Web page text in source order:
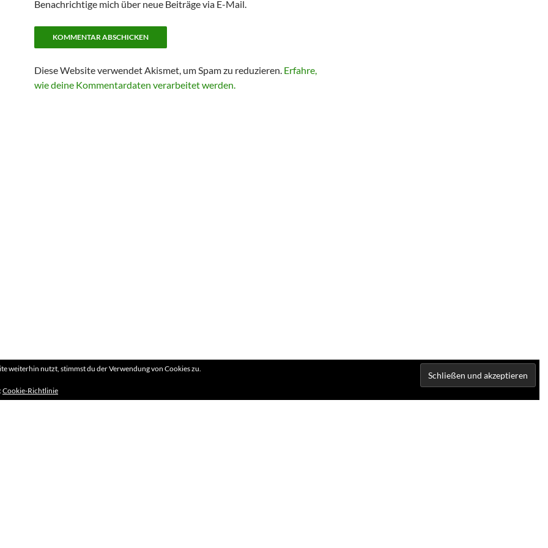
Benachrichtige mich über neue Beiträge via E-Mail.
Diese Website verwendet Akismet, um Spam zu reduzieren. Erfahre,
wie deine Kommentardaten verarbeitet werden.
weiterhin nutzt, stimmst du der Verwendung von Cookies zu.
Cookie-Richtlinie